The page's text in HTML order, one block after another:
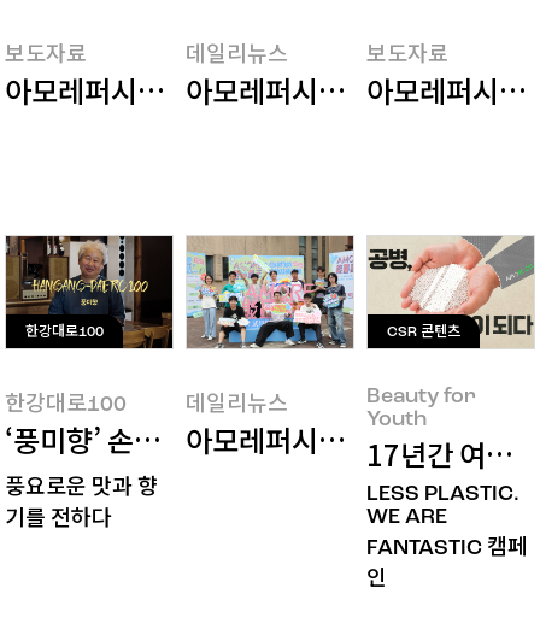
보도자료
아모레퍼시픽, 국내 민간기업 최초 글로벌
데일리뉴스
아모레퍼시픽홀딩스, 2025
보도자료
아모레퍼시픽
한강대로100
한강대로100
‘풍미향’ 손성욱 사장님을 만나다
풍요로운 맛과 향
기를 전하다
데일리뉴스
아모레퍼시픽, 중국 대학생 대
CSR 콘텐츠
Beauty for
Youth
17년간 여러
LESS PLASTIC.
WE ARE
FANTASTIC 캠페
인